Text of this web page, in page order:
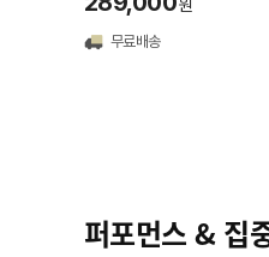
원
무료배송
퍼포먼스 & 집